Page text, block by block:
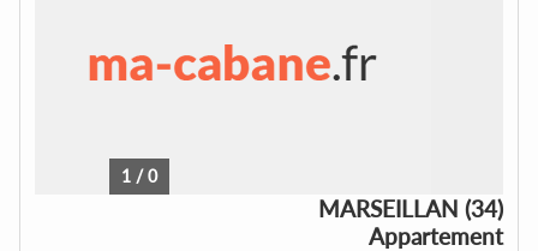
1 /0
MARSEILLAN (34)
Appartement